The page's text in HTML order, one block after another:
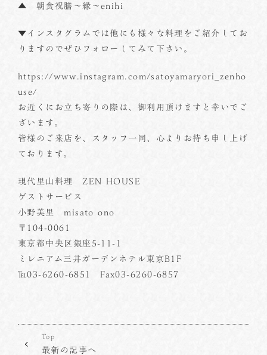
▲ 朝食祝膳～縁～enihi
▼インスタグラムでは他にも様々な料理をご紹介してお
りますのでぜひフォローしてみて下さい。
https://www.instagram.com/satoyamaryori_zenho
use/
お近くにお立ち寄りの際は、御利用頂けますと幸いでご
ざいます。
皆様のご来店を、スタッフ一同、心よりお待ち申し上げ
ております。
現代里山料理 ZEN HOUSE
ゲストサービス
小野美里 misato ono
〒104-0061
東京都中央区銀座5-11-1
ミレニアム三井ガーデンホテル東京B1F
℡03-6260-6851 Fax03-6260-6857
Top
最新の記事へ